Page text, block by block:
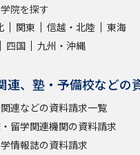
院を探す
関東 信越・北陸
東海
四国 九州・沖縄
連、塾・予備校などの
連などの資料請求一覧
留学関連機関の資料請求
情報誌の資料請求